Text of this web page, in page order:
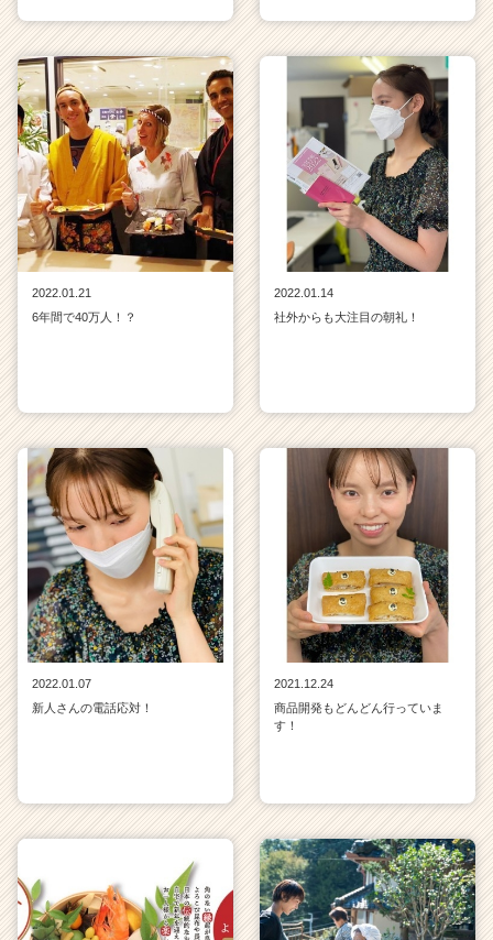
2022.01.21
6年間で40万人！？
2022.01.14
社外からも大注目の朝礼！
2022.01.07
新人さんの電話応対！
2021.12.24
商品開発もどんどん行っていま
す！